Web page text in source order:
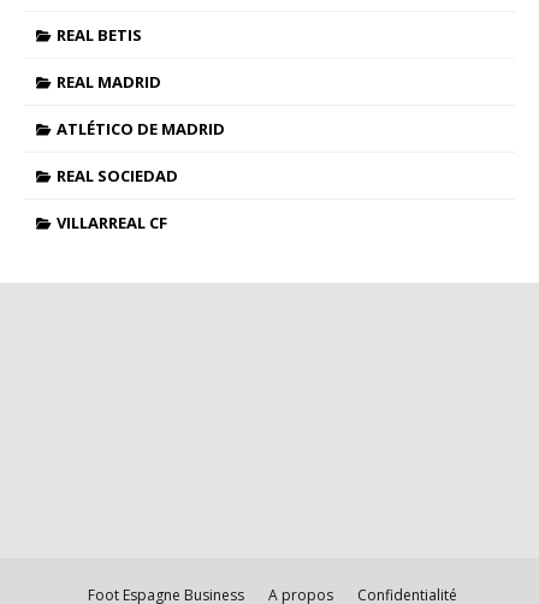
REAL BETIS
REAL MADRID
ATLÉTICO DE MADRID
REAL SOCIEDAD
VILLARREAL CF
Foot Espagne Business A propos Confidentialité